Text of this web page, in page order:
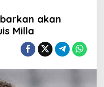
akan
Milla